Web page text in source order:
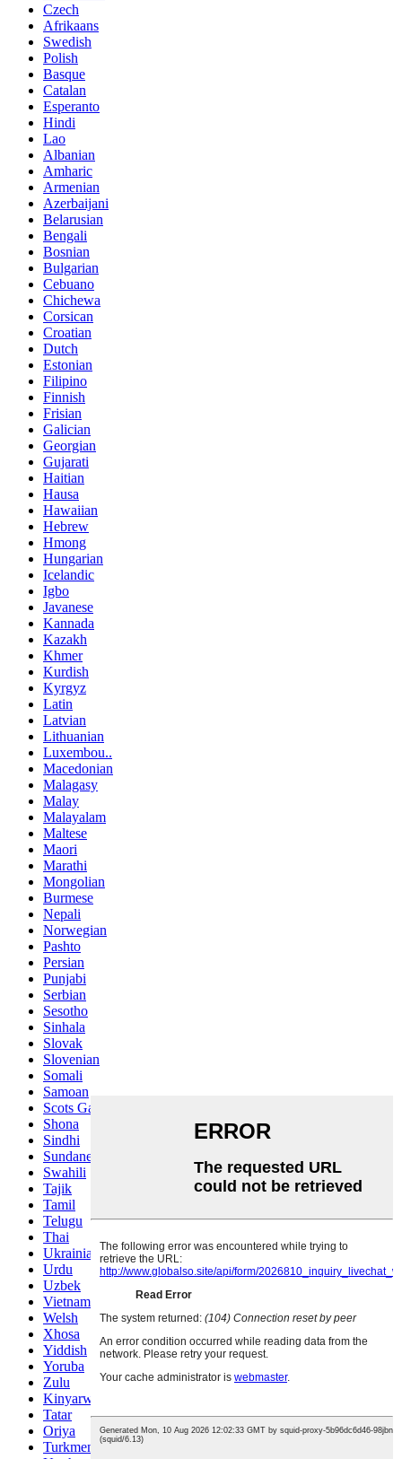
Czech
Afrikaans
Swedish
Polish
Basque
Catalan
Esperanto
Hindi
Lao
Albanian
Amharic
Armenian
Azerbaijani
Belarusian
Bengali
Bosnian
Bulgarian
Cebuano
Chichewa
Corsican
Croatian
Dutch
Estonian
Filipino
Finnish
Frisian
Galician
Georgian
Gujarati
Haitian
Hausa
Hawaiian
Hebrew
Hmong
Hungarian
Icelandic
Igbo
Javanese
Kannada
Kazakh
Khmer
Kurdish
Kyrgyz
Latin
Latvian
Lithuanian
Luxembou..
Macedonian
Malagasy
Malay
Malayalam
Maltese
Maori
Marathi
Mongolian
Burmese
Nepali
Norwegian
Pashto
Persian
Punjabi
Serbian
Sesotho
Sinhala
Slovak
Slovenian
Somali
Samoan
Scots Gaelic
Shona
Sindhi
Sundanese
Swahili
Tajik
Tamil
Telugu
Thai
Ukrainian
Urdu
Uzbek
Vietnamese
Welsh
Xhosa
Yiddish
Yoruba
Zulu
Kinyarwanda
Tatar
Oriya
Turkmen